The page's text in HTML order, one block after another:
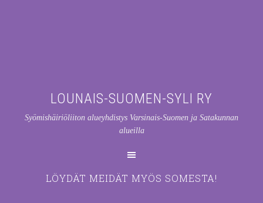
LOUNAIS-SUOMEN-SYLI RY
Syömishäiriöliiton alueyhdistys Varsinais-Suomen ja Satakunnan
alueilla
LÖYDÄT MEIDÄT MYÖS SOMESTA!